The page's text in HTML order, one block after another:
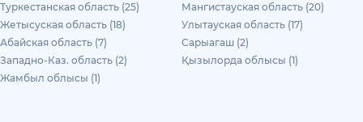
Туркестанская область (25)
Мангистауская область (20)
Жетысуская область (18)
Улытауская область (17)
Абайская область (7)
Сарыагаш (2)
Западно-Каз. область (2)
Қызылорда облысы (1)
Жамбыл облысы (1)